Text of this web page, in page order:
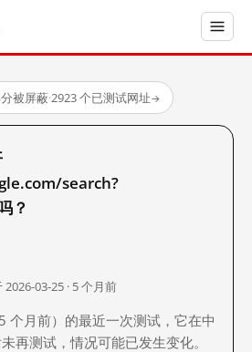
被屏蔽·2923 个已测试网址→
search?
？
2026-03-25 · 5 个月前
个月前）的最近一次测试，它在中
再测试，情况可能已发生变化。